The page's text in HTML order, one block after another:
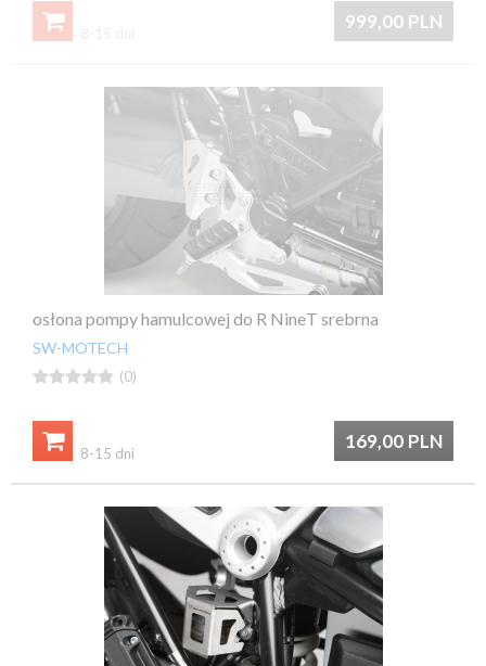
999,00 PLN

osłona pompy hamulcowej do R NineT srebrna
SW-MOTECH
 (0)
169,00 PLN

8-15 dni